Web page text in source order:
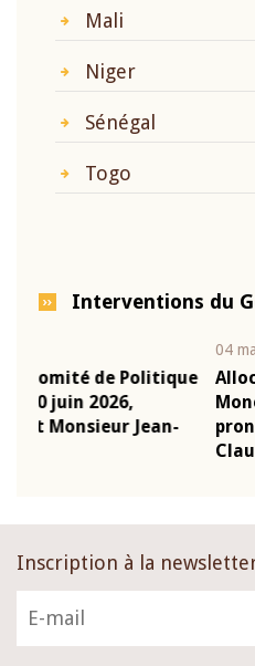
Mali
Niger
Sénégal
Togo
Interventions du
Allocution d'ouverture
Monétaire de la BCEAO
prononcée par son
Inscription à la